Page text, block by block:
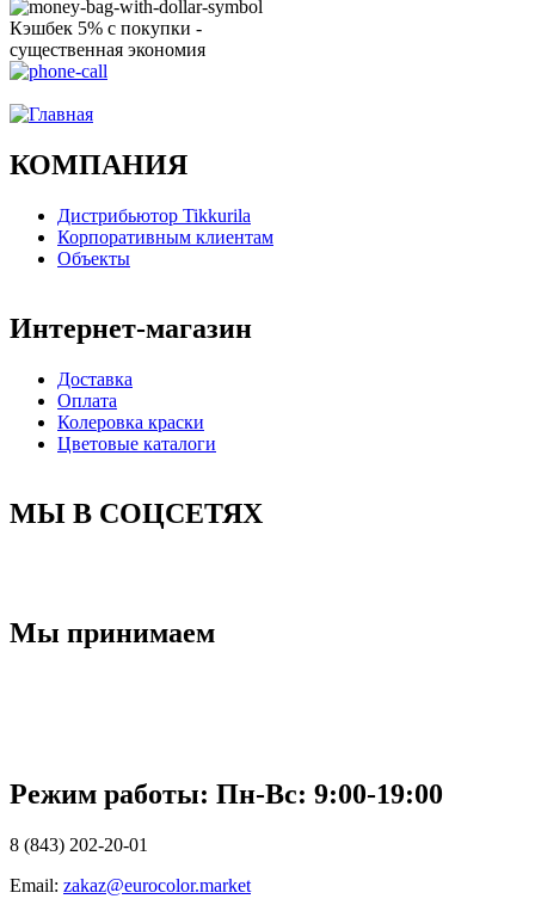
Кэшбек 5% с покупки -
существенная экономия
КОМПАНИЯ
Дистрибьютор Tikkurila
Корпоративным клиентам
Объекты
Интернет-магазин
Доставка
Оплата
Колеровка краски
Цветовые каталоги
МЫ В СОЦСЕТЯХ
Мы принимаем
Режим работы: Пн-Вc: 9:00-19:00
8 (843) 202-20-01
Email: zakaz@eurocolor.market